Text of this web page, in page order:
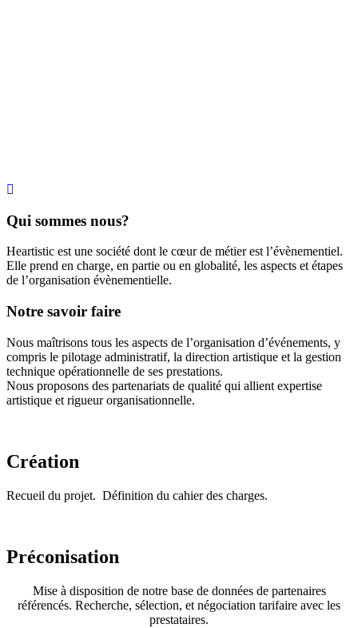
Qui sommes nous?
Heartistic est une société dont le cœur de métier est l’évènementiel.
Elle prend en charge, en partie ou en globalité, les aspects et étapes
de l’organisation évènementielle.
Notre savoir faire
Nous maîtrisons tous les aspects de l’organisation d’événements, y
compris le pilotage administratif, la direction artistique et la gestion
technique opérationnelle de ses prestations.
Nous proposons des partenariats de qualité qui allient expertise
artistique et rigueur organisationnelle.
Création
Recueil du projet. Définition du cahier des charges.
Préconisation
Mise à disposition de notre base de données de partenaires
référencés. Recherche, sélection, et négociation tarifaire avec les
prestataires.